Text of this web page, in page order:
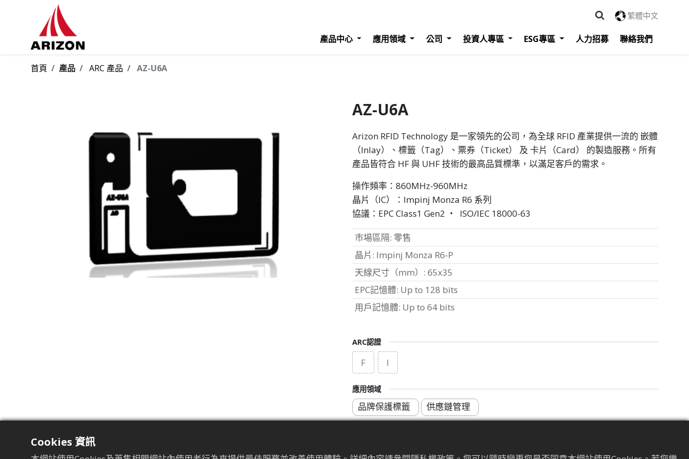
產品中心 應用領域 公司 投資人專區 ESG專區 人力招募 聯絡我們
繁體中文
首頁 產品 ARC 產品 AZ-U6A
AZ-U6A
Arizon RFID Technology 是一家領先的公司，為全球 RFID 產業提供一流的 嵌體
（Inlay）、標籤（Tag）、票券（Ticket） 及 卡片（Card） 的製造服務。所有
產品皆符合 HF 與 UHF 技術的最高品質標準，以滿足客戶的需求。
操作頻率：860MHz-960MHz
晶片（IC）：Impinj Monza R6 系列
協議：EPC Class1 Gen2 ‧ ISO/IEC 18000-63
ARC認證
F I
應用領域
品牌保護標籤 供應鏈管理
市場區隔: 零售
晶片 : Impinj Monza R6-P
天線尺寸（mm） : 65x35
EPC記憶體: Up to 128 bits
用戶記憶體: Up to 64 bits
Cookies 資訊